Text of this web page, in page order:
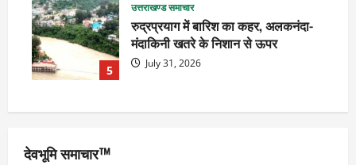
5
उत्तराखण्ड समाचार
रुद्रप्रयाग में बारिश का कहर, अलकनंदा-
मंदाकिनी खतरे के निशान से ऊपर
July 31, 2026
देवभूमि समाचार™